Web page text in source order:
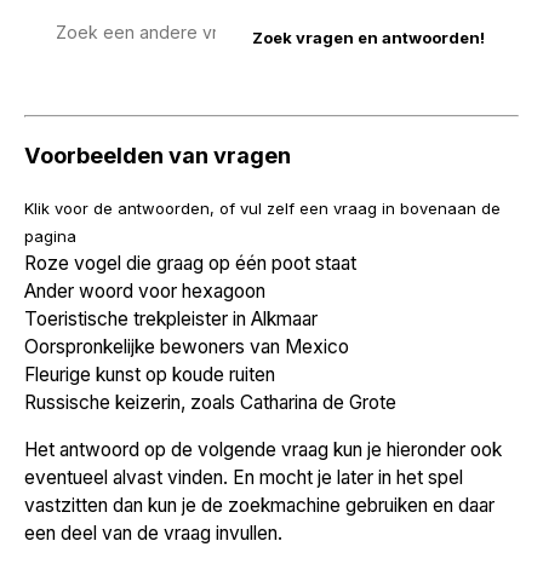
Voorbeelden van vragen
Klik voor de antwoorden, of vul zelf een vraag in bovenaan de
pagina
Roze vogel die graag op één poot staat
Ander woord voor hexagoon
Toeristische trekpleister in Alkmaar
Oorspronkelijke bewoners van Mexico
Fleurige kunst op koude ruiten
Russische keizerin, zoals Catharina de Grote
Het antwoord op de volgende vraag kun je hieronder ook
eventueel alvast vinden. En mocht je later in het spel
vastzitten dan kun je de zoekmachine gebruiken en daar
een deel van de vraag invullen.